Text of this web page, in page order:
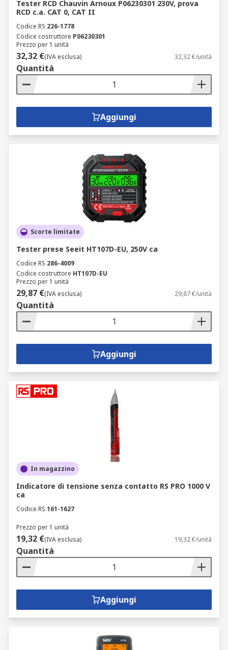
Tester RCD Chauvin Arnoux P06230301 230V, prova
RCD c.a. CAT 0, CAT II
Codice RS 226-1778
Codice costruttore P06230301
Prezzo per 1 unità
32,32 €(IVA esclusa) 32,32 €/unità
Quantità
Aggiungi
Scorte limitate
Tester prese Seeit HT107D-EU, 250V ca
Codice RS 286-4009
Codice costruttore HT107D-EU
Prezzo per 1 unità
29,87 €(IVA esclusa) 29,87 €/unità
Quantità
Aggiungi
In magazzino
Indicatore di tensione senza contatto RS PRO 1000 V
ca
Codice RS 161-1627
Prezzo per 1 unità
19,32 €(IVA esclusa) 19,32 €/unità
Quantità
Aggiungi